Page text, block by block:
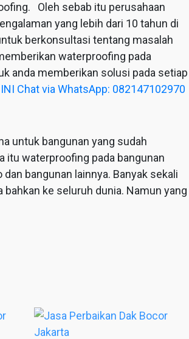
Oleh sebab itu perusahaan
yang lebih dari 10 tahun di
berkonsultasi tentang masalah
waterproofing pada
anda memberikan solusi pada setiap
INI Chat via WhatsApp: 082147102970
untuk bangunan yang sudah
itu waterproofing pada bangunan
bangunan lainnya. Banyak sekali
ke seluruh dunia. Namun yang